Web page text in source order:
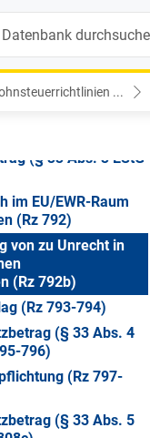
...
(Rz 782)
(§ 33
(Rz 784-784a)
von
(§ 33 Abs. 3 EStG
im EU/EWR-Raum
(Rz 792)
von zu Unrecht in
(Rz 792b)
(Rz 793-794)
(§ 33 Abs. 4
796)
(Rz 797-
(§ 33 Abs. 5